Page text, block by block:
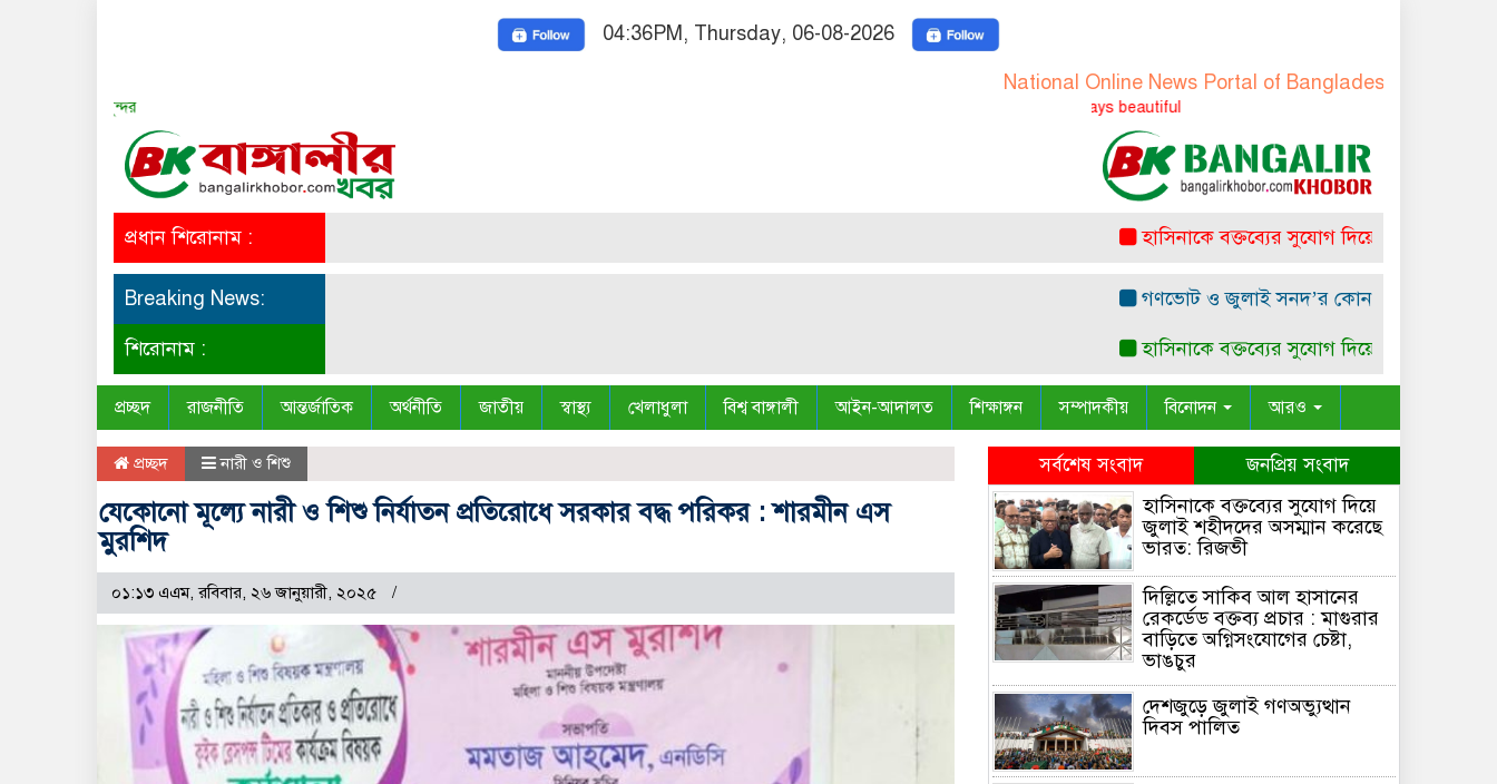
04:36PM, Thursday, 06-08-2026
National Online News Portal of Bangladesh-বাংলাদেশের
Truth is always beautiful
প্রধান শিরোনাম : হাসিনাকে বক্তব্যের সুযোগ দিয়ে জুলাই শহীদদের
Breaking News: গণভোট ও জুলাই সনদ’র কোন সাংবিধানিক ও
শিরোনাম : হাসিনাকে বক্তব্যের সুযোগ দিয়ে জুলাই শহীদদের
প্রচ্ছদ রাজনীতি আন্তর্জাতিক অর্থনীতি জাতীয় স্বাস্থ্য খেলাধুলা বিশ্ব বাঙ্গালী আইন-আদালত শিক্ষাঙ্গন সম্পাদকীয় বিনোদন আরও
প্রচ্ছদ নারী ও শিশু
যেকোনো মূল্যে নারী ও শিশু নির্যাতন প্রতিরোধে সরকার বদ্ধ পরিকর : শারমীন এস
মুরশিদ
০১:১৩ এএম, রবিবার, ২৬ জানুয়ারী, ২০২৫
সর্বশেষ সংবাদ জনপ্রিয় সংবাদ
হাসিনাকে বক্তব্যের সুযোগ দিয়ে
জুলাই শহীদদের অসম্মান করেছে
ভারত: রিজভী
দিল্লিতে সাকিব আল হাসানের
রেকর্ডেড বক্তব্য প্রচার : মাগুরার
বাড়িতে অগ্নিসংযোগের চেষ্টা,
ভাঙচুর
দেশজুড়ে জুলাই গণঅভ্যুত্থান
দিবস পালিত